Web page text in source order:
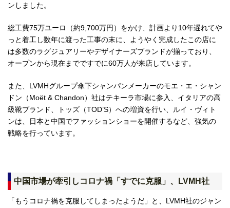
ンしました。
総工費75万ユーロ（約9,700万円）をかけ、計画より10年遅れてや
っと着工し数年に渡った工事の末に、ようやく完成したこの店に
は多数のラグジュアリーやデザイナーズブランドが揃っており、
オープンから現在までですでに60万人が来店しています。
また、LVMHグループ傘下シャンパンメーカーのモエ・エ・シャン
ドン（Moët & Chandon）社はテキーラ市場に参入、イタリアの高
級靴ブランド、トッズ（TOD’S）への増資を行い、ルイ・ヴィト
ンは、日本と中国でファッションショーを開催するなど、強気の
戦略を行っています。
中国市場が牽引しコロナ禍「すでに克服」、LVMH社
「もうコロナ禍を克服してしまったようだ」と、LVMH社のジャン